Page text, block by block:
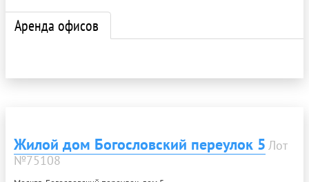
Аренда офисов
Жилой дом Богословский переулок 5 Лот
№75108